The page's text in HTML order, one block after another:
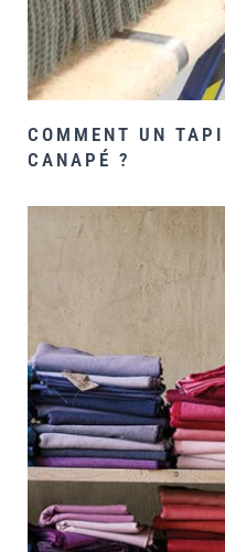
COMMENT UN
CANAPÉ ?